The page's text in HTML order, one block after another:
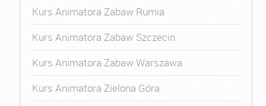
Kurs Animatora Zabaw Rumia
Kurs Animatora Zabaw Szczecin
Kurs Animatora Zabaw Warszawa
Kurs Animatora Zielona Góra